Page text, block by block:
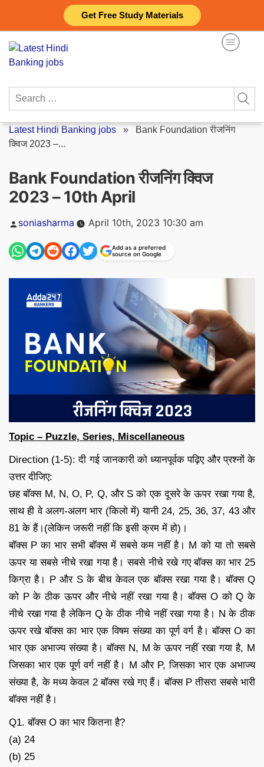
Get Free Study Materials
content
Search
Latest Hindi Banking jobs » Bank Foundation रीजनिंग
क्विज 2023 –...
Bank Foundation रीजनिंग क्विज
2023 – 10th April
Posted
soniasharma April 10th, 2023 10:30 am
Add as a preferred
source on Google
Topic – Puzzle, Series, Miscellaneous
Direction (1-5): दी गई जानकारी को ध्यानपूर्वक पढ़िए और प्रश्नों के
उत्तर दीजिए:
छह बॉक्स M, N, O, P, Q, और S को एक दूसरे के ऊपर रखा गया है,
साथ ही वे अलग-अलग भार (किलो में) यानी 24, 25, 36, 37, 43 और
81 के हैं।(लेकिन जरूरी नहीं कि इसी क्रम में हो)।
बॉक्स P का भार सभी बॉक्स में सबसे कम नहीं है। M को या तो सबसे
ऊपर या सबसे नीचे रखा गया है। सबसे नीचे रखे गए बॉक्स का भार 25
किग्रा है। P और S के बीच केवल एक बॉक्स रखा गया है। बॉक्स Q
को P के ठीक ऊपर और नीचे नहीं रखा गया है। बॉक्स O को Q के
नीचे रखा गया है लेकिन Q के ठीक नीचे नहीं रखा गया है। N के ठीक
ऊपर रखे बॉक्स का भार एक विषम संख्या का पूर्ण वर्ग है। बॉक्स O का
भार एक अभाज्य संख्या है। बॉक्स N, M के ऊपर नहीं रखा गया है, M
जिसका भार एक पूर्ण वर्ग नहीं है। M और P, जिसका भार एक अभाज्य
संख्या है, के मध्य केवल 2 बॉक्स रखे गए हैं। बॉक्स P तीसरा सबसे भारी
बॉक्स नहीं है।
Q1. बॉक्स O का भार कितना है?
(a) 24
(b) 25